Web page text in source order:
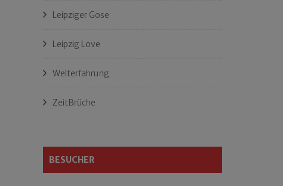
Leipziger Gose
Leipzig Love
Welterfahrung
ZeitBrüche
BESUCHER